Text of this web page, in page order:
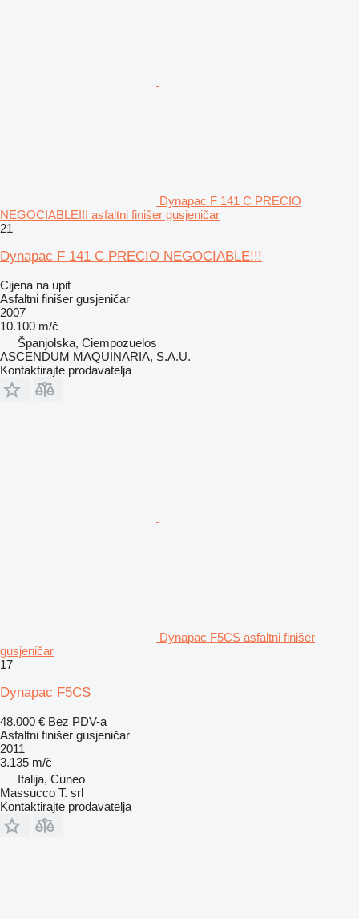
Dynapac F 141 C PRECIO
NEGOCIABLE!!! asfaltni finišer gusjeničar
21
Dynapac F 141 C PRECIO NEGOCIABLE!!!
Cijena na upit
Asfaltni finišer gusjeničar
2007
10.100 m/č
Španjolska, Ciempozuelos
ASCENDUM MAQUINARIA, S.A.U.
Kontaktirajte prodavatelja
Dynapac F5CS asfaltni finišer
gusjeničar
17
Dynapac F5CS
48.000 € Bez PDV-a
Asfaltni finišer gusjeničar
2011
3.135 m/č
Italija, Cuneo
Massucco T. srl
Kontaktirajte prodavatelja